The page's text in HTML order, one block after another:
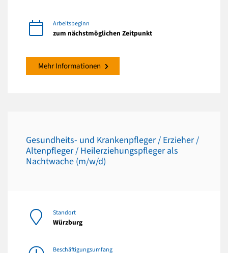
Arbeitsbeginn
zum nächstmöglichen Zeitpunkt
Mehr Informationen
Gesundheits- und Krankenpfleger / Erzieher /
Altenpfleger / Heilerziehungspfleger als
Nachtwache (m/w/d)
Standort
Würzburg
Beschäftigungsumfang